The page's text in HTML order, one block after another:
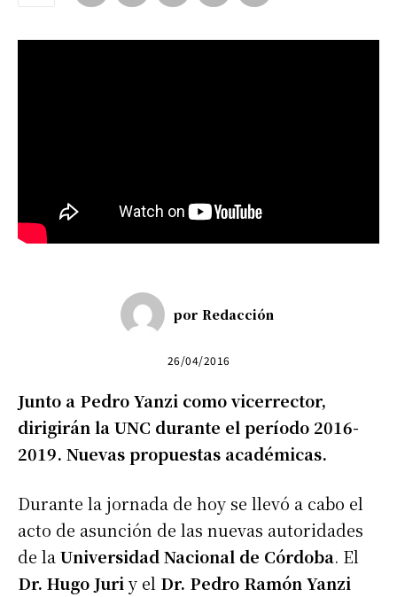
por Redacción
26/04/2016
Junto a Pedro Yanzi como vicerrector,
dirigirán la UNC durante el período 2016-
2019. Nuevas propuestas académicas.
Durante la jornada de hoy se llevó a cabo el
acto de asunción de las nuevas autoridades
de laUniversidad Nacional de Córdoba. El
Dr. Hugo Juriy el Dr. Pedro Ramón Yanzi